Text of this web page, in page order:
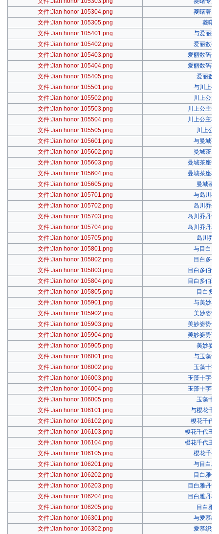
文件:Jian honor 105304.png
菱曙著名
文件:Jian honor 105305.png
菱曙
文件:Jian honor 105401.png
与爱丽数
文件:Jian honor 105402.png
爱丽数码
文件:Jian honor 105403.png
爱丽数码专
文件:Jian honor 105404.png
爱丽数码著
文件:Jian honor 105405.png
爱丽数
文件:Jian honor 105501.png
与川上公
文件:Jian honor 105502.png
川上公主
文件:Jian honor 105503.png
川上公主专
文件:Jian honor 105504.png
川上公主著
文件:Jian honor 105505.png
川上公
文件:Jian honor 105601.png
与曼城茶
文件:Jian honor 105602.png
曼城茶座
文件:Jian honor 105603.png
曼城茶座专
文件:Jian honor 105604.png
曼城茶座著
文件:Jian honor 105605.png
曼城茶
文件:Jian honor 105701.png
与岛川乔
文件:Jian honor 105702.png
岛川乔丹
文件:Jian honor 105703.png
岛川乔丹专
文件:Jian honor 105704.png
岛川乔丹著
文件:Jian honor 105705.png
岛川乔
文件:Jian honor 105801.png
与目白多
文件:Jian honor 105802.png
目白多伯
文件:Jian honor 105803.png
目白多伯专
文件:Jian honor 105804.png
目白多伯著
文件:Jian honor 105805.png
目白多
文件:Jian honor 105901.png
与美妙姿
文件:Jian honor 105902.png
美妙姿势
文件:Jian honor 105903.png
美妙姿势专
文件:Jian honor 105904.png
美妙姿势著
文件:Jian honor 105905.png
美妙姿
文件:Jian honor 106001.png
与玉藻十
文件:Jian honor 106002.png
玉藻十字
文件:Jian honor 106003.png
玉藻十字专
文件:Jian honor 106004.png
玉藻十字著
文件:Jian honor 106005.png
玉藻十
文件:Jian honor 106101.png
与樱花千
文件:Jian honor 106102.png
樱花千代
文件:Jian honor 106103.png
樱花千代王
文件:Jian honor 106104.png
樱花千代王
文件:Jian honor 106105.png
樱花千代
文件:Jian honor 106201.png
与目白雅
文件:Jian honor 106202.png
目白雅丹
文件:Jian honor 106203.png
目白雅丹专
文件:Jian honor 106204.png
目白雅丹著
文件:Jian honor 106205.png
目白雅
文件:Jian honor 106301.png
与爱慕织
文件:Jian honor 106302.png
爱慕织姬